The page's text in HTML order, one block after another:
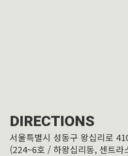
DIRECTIONS
서울특별시 성동구 왕십리로
(224~6호 / 하왕십리동, 센트라